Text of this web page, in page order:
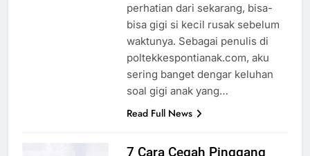
perhatian dari sekarang, bisa-
bisa gigi si kecil rusak sebelum
waktunya. Sebagai penulis di
poltekkespontianak.com, aku
sering banget dengar keluhan
soal gigi anak yang…
Read Full News
7 Cara Cegah Pinggang